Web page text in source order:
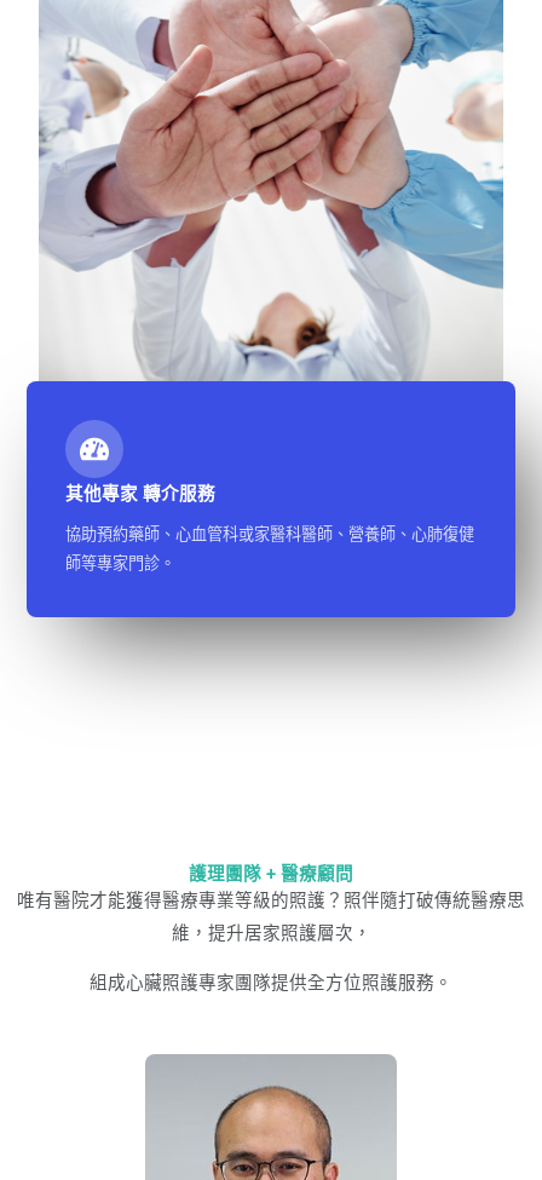
其他專家 轉介服務
協助預約藥師、心血管科或家醫科醫師、營養師、心肺復健
師等專家門診。
護理團隊 + 醫療顧問
唯有醫院才能獲得醫療專業等級的照護？照伴隨打破傳統醫療思
維，提升居家照護層次，
組成心臟照護專家團隊提供全方位照護服務。